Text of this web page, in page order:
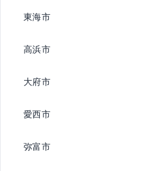
東海市
高浜市
大府市
愛西市
弥富市